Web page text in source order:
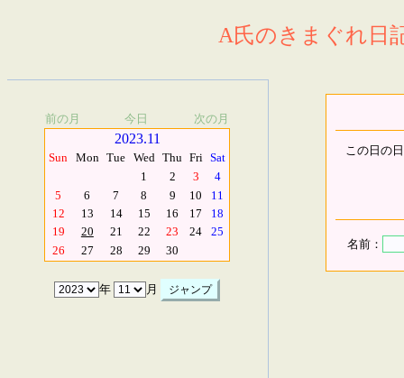
A氏のきまぐれ日
前の月 今日 次の月
2023.11
Sun Mon Tue Wed Thu Fri Sat
1
2 3
4
5
6 7 8 9 10
11
12
13 14 15 16 17
18
19
20 21 22 23 24
25
26
27 28 29 30
年 月
この日の
名前：